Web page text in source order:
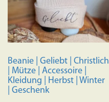
Beanie | Geliebt | Christlich
| Mütze | Accessoire |
Kleidung | Herbst | Winter
| Geschenk